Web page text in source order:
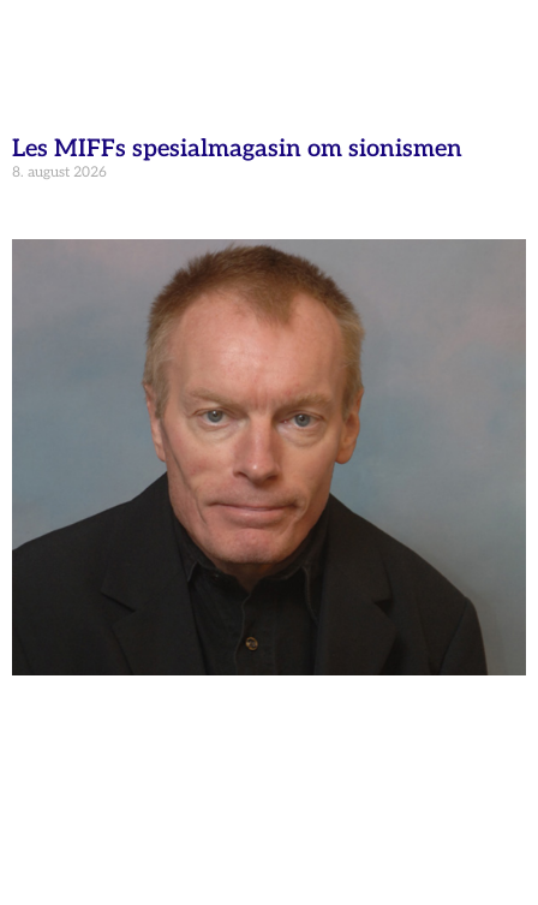
Les MIFFs spesialmagasin om sionismen
8. august 2026